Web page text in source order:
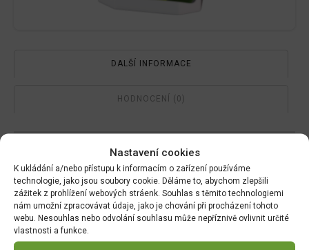
Nastavení cookies
K ukládání a/nebo přístupu k informacím o zařízení používáme
technologie, jako jsou soubory cookie. Děláme to, abychom zlepšili
zážitek z prohlížení webových stráenk. Souhlas s těmito technologiemi
nám umožní zpracovávat údaje, jako je chování při procházení tohoto
webu. Nesouhlas nebo odvolání souhlasu může nepříznivě ovlivnit určité
vlastnosti a funkce.
DALŠÍ INFORMACE
HODNOCENÍ (0)
0.013 kg
Rozměry
9 × 5 × 27 cm